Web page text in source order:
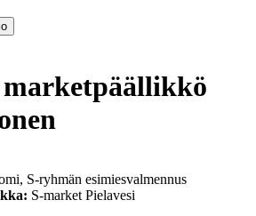
S-ryhmän esimiesvalmennus
S-market Pielavesi